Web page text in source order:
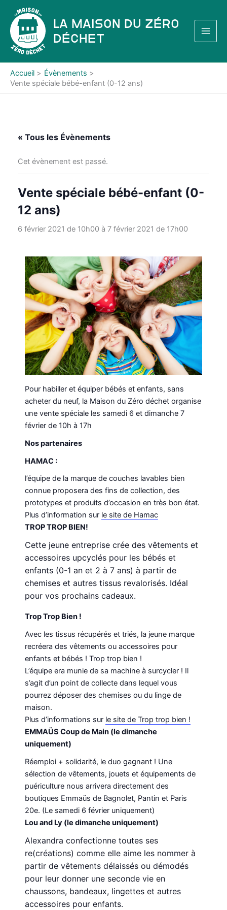
contenu
La Maison du Zéro
Déchet
Accueil
Évènements
Vente spéciale bébé-enfant (0-12 ans)
« Tous les Évènements
Cet évènement est passé.
Vente spéciale bébé-enfant (0-
12 ans)
6 février 2021 de 10h00à 7 février 2021 de 17h00
Pour habiller et équiper bébés et enfants, sans
acheter du neuf, la Maison du Zéro déchet organise
une vente spéciale les samedi 6 et dimanche 7
février de 10h à 17h
Nos partenaires
HAMAC :
l’équipe de la marque de couches lavables bien
connue proposera des fins de collection, des
prototypes et produits d’occasion en très bon état.
Plus d’information sur le site de Hamac
TROP TROP BIEN!
Cette jeune entreprise crée des vêtements et
accessoires upcyclés pour les bébés et
enfants (0-1 an et 2 à 7 ans) à partir de
chemises et autres tissus revalorisés. Idéal
pour vos prochains cadeaux.
Trop Trop Bien !
Avec les tissus récupérés et triés, la jeune marque
recréera des vêtements ou accessoires pour
enfants et bébés ! Trop trop bien !
L’équipe era munie de sa machine à surcycler ! Il
s’agit d’un point de collecte dans lequel vous
pourrez déposer des chemises ou du linge de
maison.
Plus d’informations sur le site de Trop trop bien !
EMMAÜS Coup de Main (le dimanche
uniquement)
Réemploi + solidarité, le duo gagnant ! Une
sélection de vêtements, jouets et équipements de
puériculture nous arrivera directement des
boutiques Emmaüs de Bagnolet, Pantin et Paris
20e. (Le samedi 6 février uniquement)
Lou and Ly (le dimanche uniquement)
Alexandra confectionne toutes ses
re(créations) comme elle aime les nommer à
partir de vêtements délaissés ou démodés
pour leur donner une seconde vie en
chaussons, bandeaux, lingettes et autres
accessoires pour enfants.